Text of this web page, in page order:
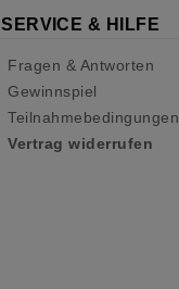
SERVICE & HILFE
Fragen & Antworten
Gewinnspiel
Teilnahmebedingungen
Vertrag widerrufen